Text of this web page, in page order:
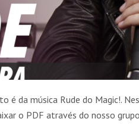
é da música Rude do Magic!.
o PDF através do nosso grupo